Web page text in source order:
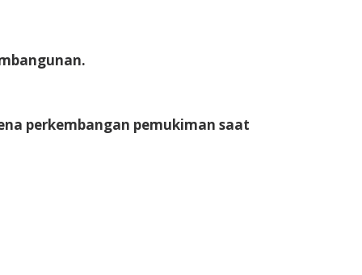
perkembangan pemukiman saat